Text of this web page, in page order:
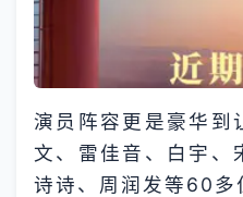
演员阵容更是豪华到
文、雷佳音、白宇、
诗诗、周润发等60多